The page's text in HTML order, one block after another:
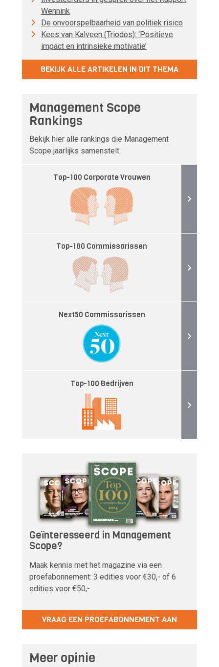
Wennink
De onvoorspelbaarheid van politiek risico
Kees van Kalveen (Triodos): ‘Positieve
impact en intrinsieke motivatie’
BEKIJK ALLE ARTIKELEN IN DIT THEMA
Management Scope
Rankings
Bekijk hier alle rankings die Management
Scope jaarlijks samenstelt.
Top-100 Corporate Vrouwen
Top-100 Commissarissen
Next50 Commissarissen
Top-100 Bedrijven
Geïnteresseerd in Management
Scope?
Maak kennis met het magazine via een
proefabonnement: 3 edities voor €30,- of 6
edities voor €50,-
VRAAG EEN PROEFABONNEMENT AAN
Meer opinie